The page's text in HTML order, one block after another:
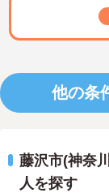
他の条
藤沢市(神奈
人を探す